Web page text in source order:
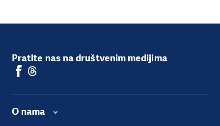
Pratite nas na društvenim medijima
O nama